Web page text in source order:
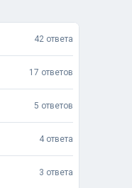
42 ответа
17 ответов
5 ответов
4 ответа
3 ответа